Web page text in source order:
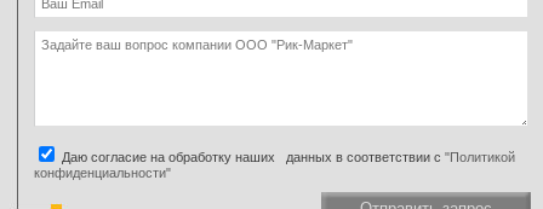
Даю согласие на обработку наших данных в соответствии с "Политикой
конфиденциальности"